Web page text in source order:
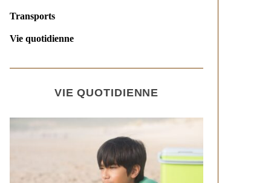
Transports
Vie quotidienne
VIE QUOTIDIENNE